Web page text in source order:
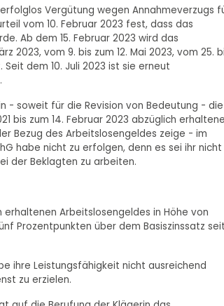
Vergütung wegen Annahmeverzugs
vom 10. Februar 2023 fest, dass das
Ab dem 15. Februar 2023 wird das
2023, vom 9. bis zum 12. Mai 2023, vom 25.
dem 10. Juli 2023 ist sie erneut
- soweit für die Revision von Bedeutung - die
bis zum 14. Februar 2023 abzüglich
Bezug des Arbeitslosengeldes zeige - im
habe nicht zu erfolgen, denn es sei ihr nicht
der Beklagten zu arbeiten.
Arbeitslosengeldes in Höhe von
Prozentpunkten über dem Basiszinssatz seit
ihre Leistungsfähigkeit nicht ausreichend
zu erzielen.